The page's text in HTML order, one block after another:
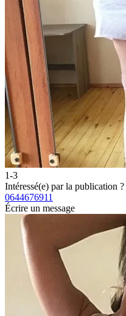
1-3
Intéressé(e) par la publication ?
0644676911
Écrire un message